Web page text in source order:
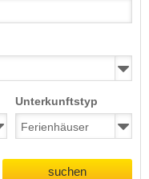
Unterkunftstyp
suchen